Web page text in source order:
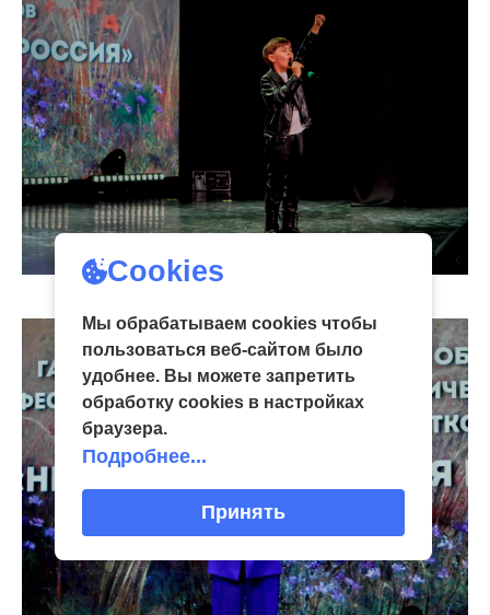
Cookies
Мы обрабатываем cookies чтобы
пользоваться веб-сайтом было
удобнее. Вы можете запретить
обработку сookies в настройках
браузера.
Подробнее...
Принять